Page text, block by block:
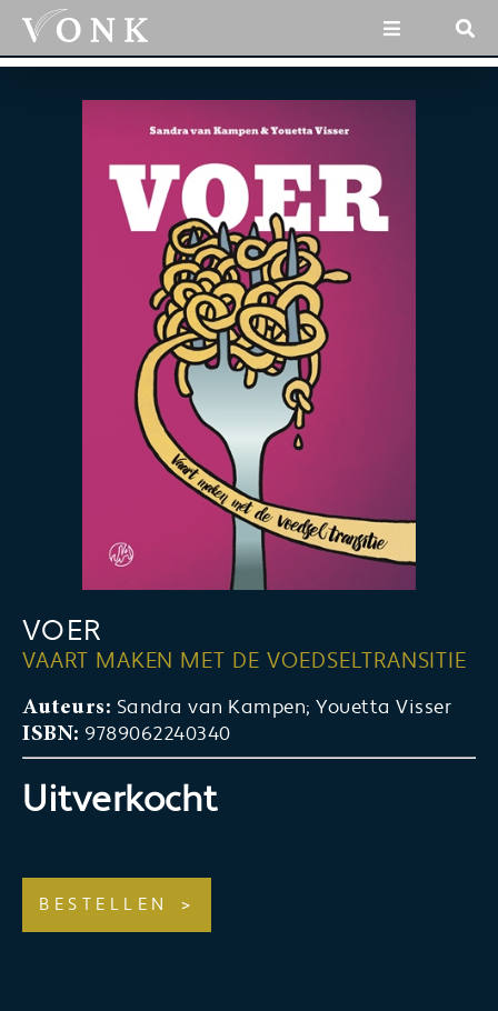
VOER
VAART MAKEN MET DE VOEDSELTRANSITIE
Auteurs: Sandra van Kampen; Youetta Visser
ISBN: 9789062240340
Uitverkocht
BESTELLEN